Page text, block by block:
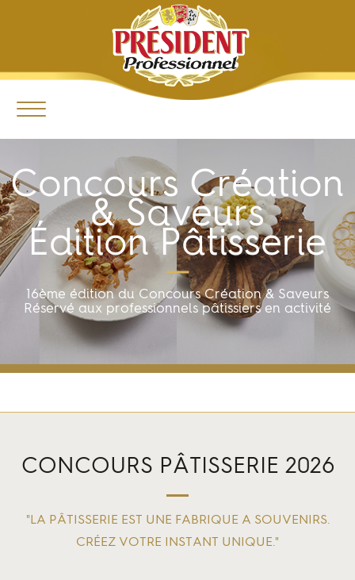
Concours Création
& Saveurs
Édition Pâtisserie
16ème édition du Concours Création & Saveurs
Réservé aux professionnels pâtissiers en activité
CONCOURS PÂTISSERIE 2026
"LA PÂTISSERIE EST UNE FABRIQUE A SOUVENIRS.
CRÉEZ VOTRE INSTANT UNIQUE."